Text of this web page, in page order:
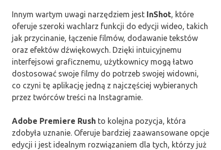
Innym wartym uwagi narzędziem jest InShot , które
oferuje szeroki wachlarz funkcji do edycji wideo, takich
jak przycinanie, łączenie filmów, dodawanie tekstów
oraz efektów dźwiękowych. Dzięki intuicyjnemu
interfejsowi graficznemu, użytkownicy mogą łatwo
dostosować swoje filmy do potrzeb swojej widowni,
co czyni tę aplikację jedną z najczęściej wybieranych
przez twórców treści na Instagramie.
Adobe Premiere Rush to kolejna pozycja, która
zdobyła uznanie. Oferuje bardziej zaawansowane opcje
edycji i jest idealnym rozwiązaniem dla tych, którzy już